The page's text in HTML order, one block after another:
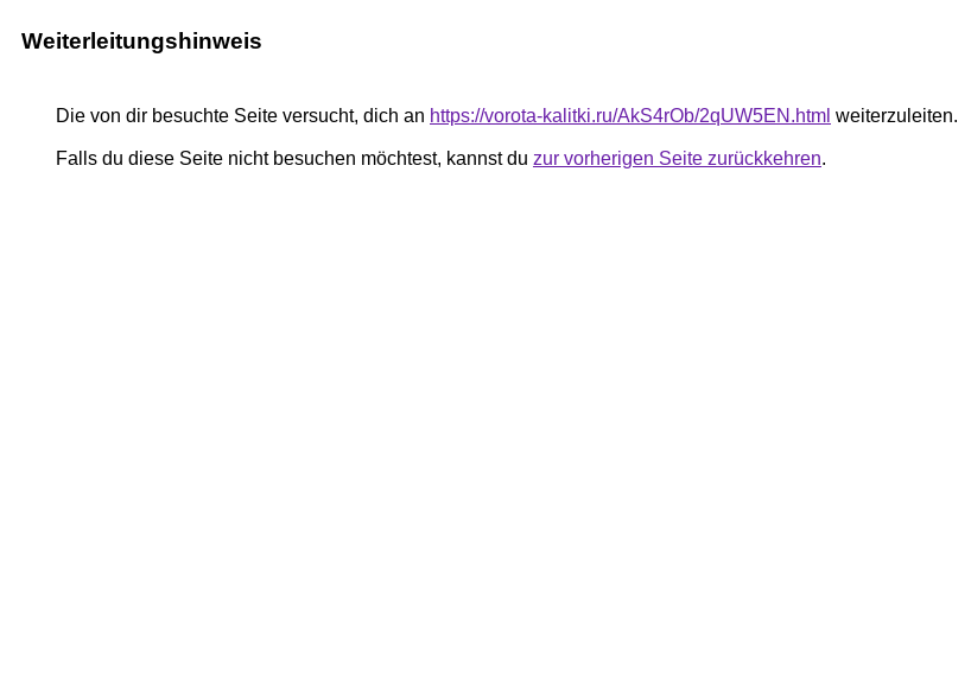
Weiterleitungshinweis
Die von dir besuchte Seite versucht, dich an https://vorota-kalitki.ru/AkS4rOb/2qUW5EN.html weiterzuleiten.
Falls du diese Seite nicht besuchen möchtest, kannst du zur vorherigen Seite zurückkehren.